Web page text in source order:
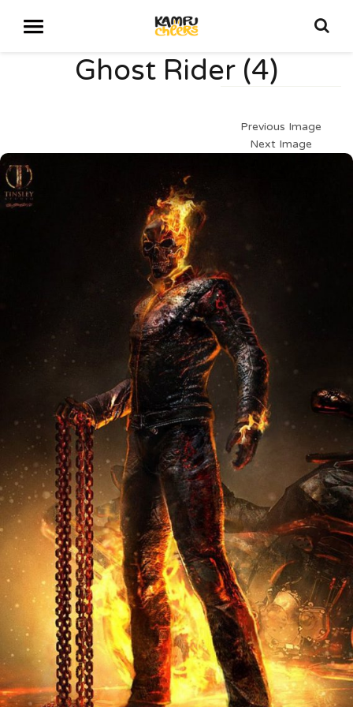
Ghost Rider (4)
Previous Image
Next Image